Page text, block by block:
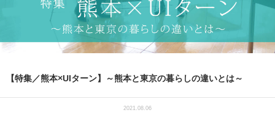
【特集／熊本×UIターン】～熊本と東京の暮らしの違いとは～
2021.08.06